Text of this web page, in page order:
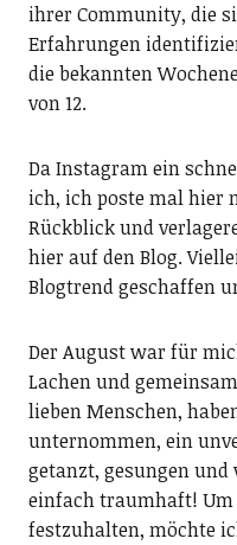
ihrer Community, die
Erfahrungen
die bekannten
von 12.
Da Instagram ein
ich, ich poste mal hier
Rückblick und
hier auf den Blog.
Blogtrend geschaffen
Der August war für
Lachen und
lieben Menschen,
unternommen, ein
getanzt, gesungen
einfach traumhaft!
festzuhalten, möchte